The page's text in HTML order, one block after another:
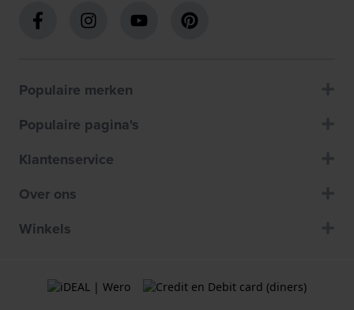
Populaire merken
Populaire pagina's
Klantenservice
Over ons
Winkels